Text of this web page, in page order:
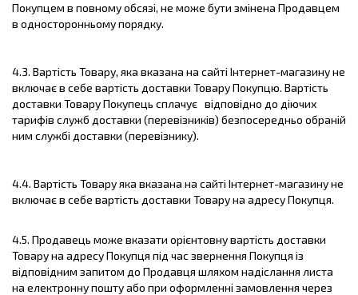
Покупцем в повному обсязі, не може бути змінена Продавцем
в односторонньому порядку.
4.3. Вартість Товару, яка вказана на сайті Інтернет-магазину не
включає в себе вартість доставки Товару Покупцю. Вартість
доставки Товару Покупець сплачує відповідно до діючих
тарифів служб доставки (перевізників) безпосередньо обраній
ним службі доставки (перевізнику).
4.4. Вартість Товару яка вказана на сайті Інтернет-магазину не
включає в себе вартість доставки Товару на адресу Покупця.
4.5. Продавець може вказати орієнтовну вартість доставки
Товару на адресу Покупця під час звернення Покупця із
відповідним запитом до Продавця шляхом надіслання листа
на електронну пошту або при оформленні замовлення через